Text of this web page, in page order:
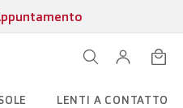
LENTI A CONTATTO